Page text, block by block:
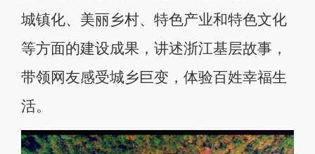
城镇化、美丽乡村、特色产业和特色文化
等方面的建设成果，讲述浙江基层故事，
带领网友感受城乡巨变，体验百姓幸福生
活。